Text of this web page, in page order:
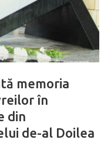
memoria
în
din
de-al Doilea